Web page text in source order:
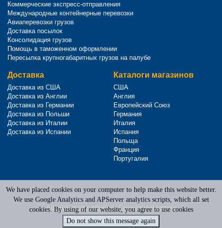
Коммерческие экспресс-отправления
Международные контейнерные перевозки
Авиаперевозки грузов
Доставка посылок
Консолидация грузов
Помощь в таможенном оформлении
Пересылка крупногабаритных грузов на палубе
Доставка
Доставка из США
Доставка из Англии
Доставка из Германии
Доставка из Польши
Доставка из Италии
Доставка из Испании
Каталоги магазинов
США
Англия
Европейский Союз
Германия
Италия
Испания
Польща
Франция
Португалия
Terms of Service
Privacy Policy
Адреса наших офисов|Служба поддержки
We have placed cookies on your computer to help make this website better.
We use Google Analytics and APServer analytics scripts, which all set
cookies. By using of our website, you agree to use cookies
Do not show this message again